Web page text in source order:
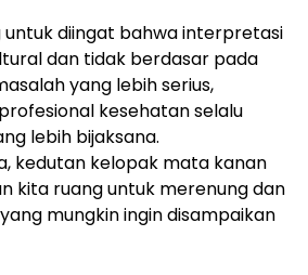
untuk diingat bahwa interpretasi
dan tidak berdasar pada
yang lebih serius,
kesehatan selalu
lebih bijaksana.
kedutan kelopak mata kanan
kita ruang untuk merenung dan
mungkin ingin disampaikan